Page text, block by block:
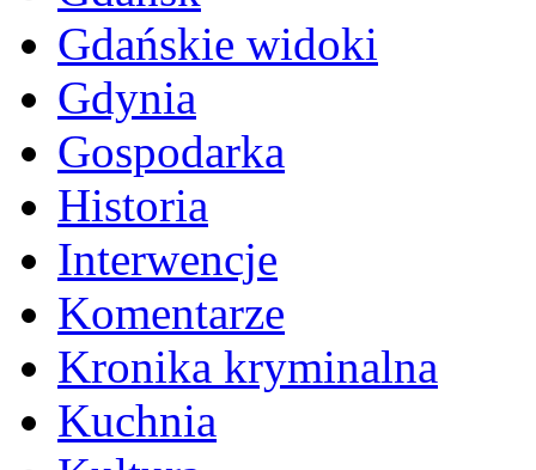
Gdańskie widoki
Gdynia
Gospodarka
Historia
Interwencje
Komentarze
Kronika kryminalna
Kuchnia